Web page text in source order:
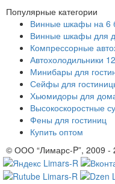
Популярные категории
Винные шкафы на 6
Винные шкафы для
Компрессорные
Автохолодильники
Минибары для
Сейфы для
Хьюмидоры для
Высокоскоростные
Фены для гостиниц
Купить оптом
© ООО “Лимарс-P”, 2009 -